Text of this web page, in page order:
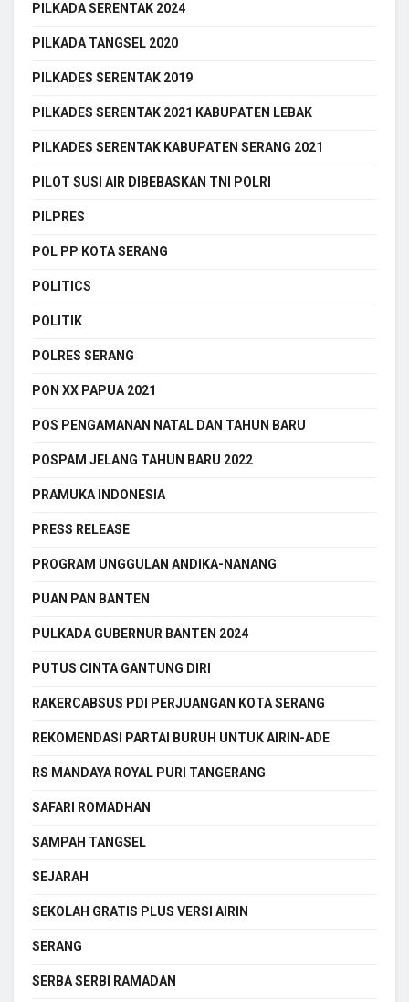
PILKADA SERENTAK 2024
PILKADA TANGSEL 2020
PILKADES SERENTAK 2019
PILKADES SERENTAK 2021 KABUPATEN LEBAK
PILKADES SERENTAK KABUPATEN SERANG 2021
PILOT SUSI AIR DIBEBASKAN TNI POLRI
PILPRES
POL PP KOTA SERANG
POLITICS
POLITIK
POLRES SERANG
PON XX PAPUA 2021
POS PENGAMANAN NATAL DAN TAHUN BARU
POSPAM JELANG TAHUN BARU 2022
PRAMUKA INDONESIA
PRESS RELEASE
PROGRAM UNGGULAN ANDIKA-NANANG
PUAN PAN BANTEN
PULKADA GUBERNUR BANTEN 2024
PUTUS CINTA GANTUNG DIRI
RAKERCABSUS PDI PERJUANGAN KOTA SERANG
REKOMENDASI PARTAI BURUH UNTUK AIRIN-ADE
RS MANDAYA ROYAL PURI TANGERANG
SAFARI ROMADHAN
SAMPAH TANGSEL
SEJARAH
SEKOLAH GRATIS PLUS VERSI AIRIN
SERANG
SERBA SERBI RAMADAN